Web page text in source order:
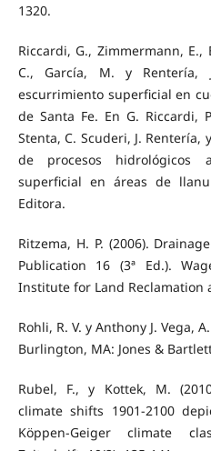
1320.
Riccardi, G., Zimmermann, E.,
C., García, M. y Rentería,
escurrimiento superficial en
de Santa Fe. En G. Riccardi,
Stenta, C. Scuderi, J. Rentería,
de procesos hidrológicos
superficial en áreas de
Editora.
Ritzema, H. P. (2006).
Publication 16 (3ª Ed.).
Institute for Land Reclamation
Rohli, R. V. y Anthony J. Vega,
Burlington, MA: Jones &
Rubel, F., y Kottek, M.
climate shifts 1901-2100
Köppen-Geiger climate